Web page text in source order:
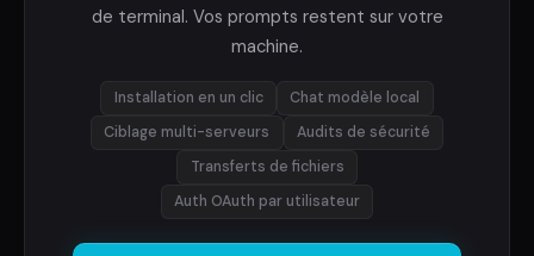
de terminal. Vos prompts restent sur votre
machine.
Installation en un clic
Chat modèle local
Ciblage multi-serveurs
Audits de sécurité
Transferts de fichiers
Auth OAuth par utilisateur